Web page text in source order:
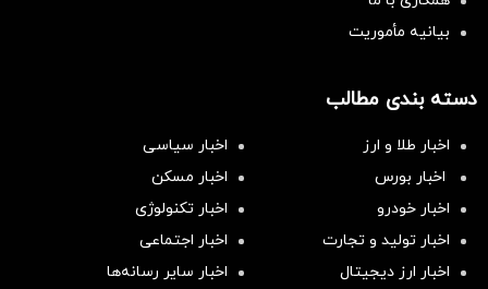
بیانیه مأموریت
دسته بندی مطالب
اخبار طلا و ارز
اخبار سیاسی
اخبار بورس
اخبار مسکن
اخبار خودرو
اخبار تکنولوژی
اخبار تولید و تجارت
اخبار اجتماعی
اخبار ارز دیجیتال
اخبار سایر رسانه‌‌ها